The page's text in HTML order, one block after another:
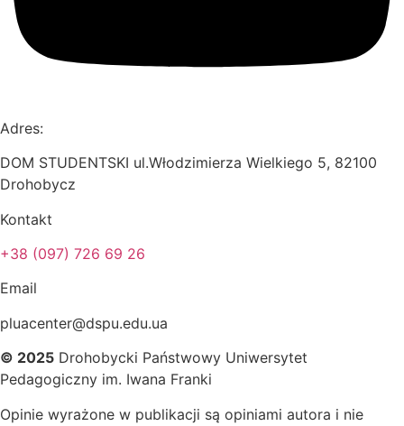
Adres:
DOM STUDENTSKI ul.Włodzimierza Wielkiego 5, 82100
Drohobycz
Kontakt
+38 (097) 726 69 26
Email
pluacenter@dspu.edu.ua
© 2025 Drohobycki Państwowy Uniwersytet
Pedagogiczny im. Iwana Franki
Opinie wyrażone w publikacji są opiniami autora i nie